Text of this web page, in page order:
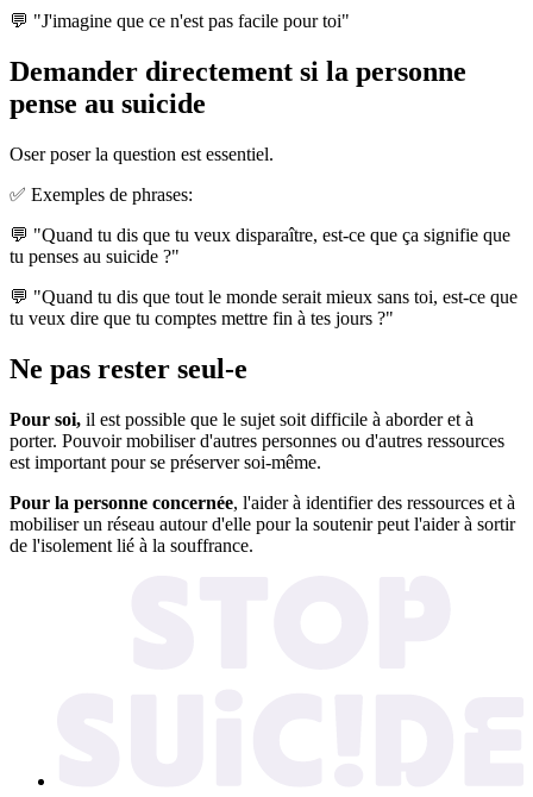
💬 "J'imagine que ce n'est pas facile pour toi"
Demander directement si la personne
pense au suicide
Oser poser la question est essentiel.
✅ Exemples de phrases:
💬 "Quand tu dis que tu veux disparaître, est-ce que ça signifie que
tu penses au suicide ?"
💬 "Quand tu dis que tout le monde serait mieux sans toi, est-ce que
tu veux dire que tu comptes mettre fin à tes jours ?"
Ne pas rester seul-e
Pour soi, il est possible que le sujet soit difficile à aborder et à
porter. Pouvoir mobiliser d'autres personnes ou d'autres ressources
est important pour se préserver soi-même.
Pour la personne concernée, l'aider à identifier des ressources et à
mobiliser un réseau autour d'elle pour la soutenir peut l'aider à sortir
de l'isolement lié à la souffrance.